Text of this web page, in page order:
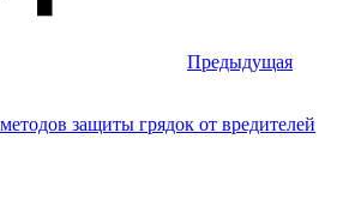
Предыдущая
защиты грядок от вредителей